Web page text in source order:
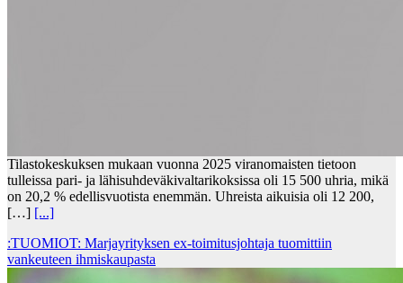
Tilastokeskuksen mukaan vuonna 2025 viranomaisten tietoon
tulleissa pari- ja lähisuhdeväkivaltarikoksissa oli 15 500 uhria, mikä
on 20,2 % edellisvuotista enemmän. Uhreista aikuisia oli 12 200,
[…] [...]
:TUOMIOT: Marjayrityksen ex-toimitusjohtaja tuomittiin
vankeuteen ihmiskaupasta